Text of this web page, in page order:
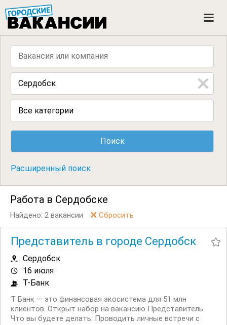
n
Все категории
Расширенный поиск
Работа в Сердобске
Найдено: 2 вакансии Сбросить
Представитель в городе Сердобск
Сердобск
16 июля
Т-Банк
Т Банк — это финансовая экосистема для 51 млн
клиентов. Открыт набор на вакансию Представитель.
Что вы будете делать: Проводить личные встречи с